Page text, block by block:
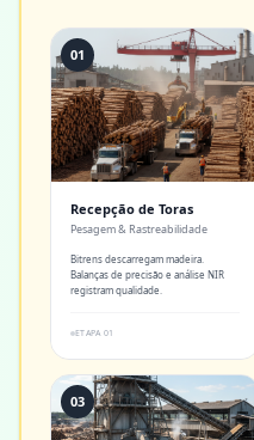
01
Recepção de Toras
Pesagem & Rastreabilidade
Bitrens descarregam madeira.
Balanças de precisão e análise NIR
registram qualidade.
ETAPA 01
03